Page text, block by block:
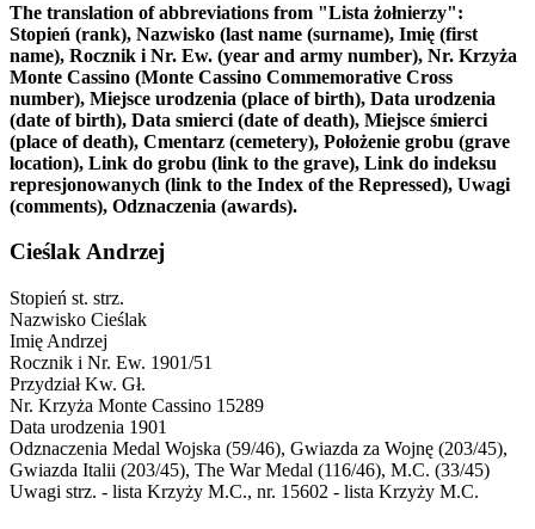
The translation of abbreviations from "Lista żołnierzy":
Stopień (rank), Nazwisko (last name (surname), Imię (first
name), Rocznik i Nr. Ew. (year and army number), Nr. Krzyża
Monte Cassino (Monte Cassino Commemorative Cross
number), Miejsce urodzenia (place of birth), Data urodzenia
(date of birth), Data smierci (date of death), Miejsce śmierci
(place of death), Cmentarz (cemetery), Położenie grobu (grave
location), Link do grobu (link to the grave), Link do indeksu
represjonowanych (link to the Index of the Repressed), Uwagi
(comments), Odznaczenia (awards).
Cieślak Andrzej
Stopień st. strz.
Nazwisko Cieślak
Imię Andrzej
Rocznik i Nr. Ew. 1901/51
Przydział Kw. Gł.
Nr. Krzyża Monte Cassino 15289
Data urodzenia 1901
Odznaczenia Medal Wojska (59/46), Gwiazda za Wojnę (203/45),
Gwiazda Italii (203/45), The War Medal (116/46), M.C. (33/45)
Uwagi strz. - lista Krzyży M.C., nr. 15602 - lista Krzyży M.C.